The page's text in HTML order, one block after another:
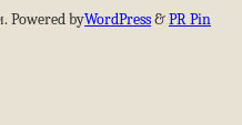
Powered byWordPress&PR Pin